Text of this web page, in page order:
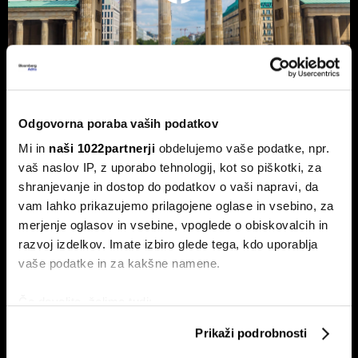
Odgovorna poraba vaših podatkov
Mi in naši 1022partnerji obdelujemo vaše podatke, npr.
vaš naslov IP, z uporabo tehnologij, kot so piškotki, za
shranjevanje in dostop do podatkov o vaši napravi, da
vam lahko prikazujemo prilagojene oglase in vsebino, za
merjenje oglasov in vsebine, vpoglede o obiskovalcih in
razvoj izdelkov. Imate izbiro glede tega, kdo uporablja
vaše podatke in za kakšne namene.
Prikaži podrobnosti
Nemčija voli: Zgodovinsko zmago
AfD in potop Merza lahko prepreči le
'slovenski scenarij'
Septembra v Saški-Anhalt, Berlinu in Mecklenburg-
Predpomorjanski deželne volitve, ki bodo podale oceno
Merzeve vlade.